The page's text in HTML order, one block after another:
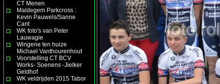
CT Menen
Maldegem Parkcross :
Kevin Pauwels/Sanne
Cant
WK foto's van Peter
Lauwagie
Wingene ten huize
Michael Vanthourenhout
Voorstelling CT BCV
Works- Soenens -Jielker
Geldhof
WK veldrijden 2015 Tabor